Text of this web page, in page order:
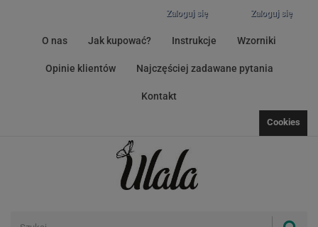
Zaloguj się
Zaloguj się
O nas Jak kupować? Instrukcje Wzorniki
Opinie klientów Najczęściej zadawane pytania
Kontakt
Cookies